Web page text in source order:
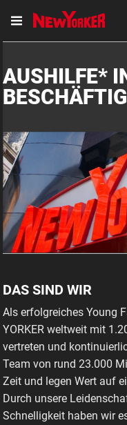
AUSHILFE*
DAS SIND WIR
Als erfolgreiches Young
YORKER weltweit mit
vertreten und
Team von rund 23.000
Zeit und legen Wert auf
Durch unsere
Schnelligkeit haben wir